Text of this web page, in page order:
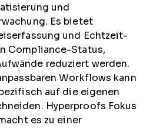
und
Es bietet
und Echtzeit-
Compliance-Status,
reduziert werden.
Workflows kann
auf die eigenen
Hyperproofs Fokus
es zu einer